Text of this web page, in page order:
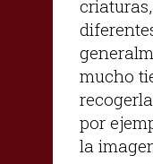
mucho
por
la